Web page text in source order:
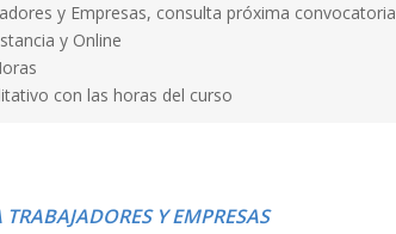
y Empresas, consulta próxima convocatoria
y Online
con las horas del curso
Y EMPRESAS